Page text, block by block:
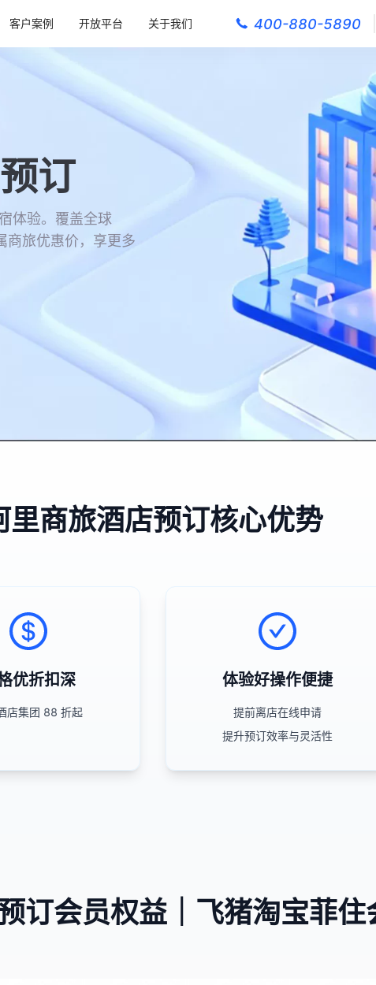
客户案例 开放平台 关于我们 400-880-5890
订
体验。覆盖全球
商旅优惠价，享更多
里商旅酒店预订核心优势
优折扣深
店集团 88 折起
体验好操作便捷
提前离店在线申请
提升预订效率与灵活性
订会员权益｜飞猪淘宝菲住